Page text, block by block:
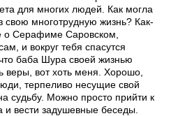
для многих людей. Как могла
свою многотрудную жизнь? Как-
о Серафиме Саровском,
и вокруг тебя спасутся
баба Шура своей жизнью
веры, вот хоть меня. Хорошо,
терпеливо несущие свой
судьбу. Можно просто прийти к
и вести задушевные беседы.